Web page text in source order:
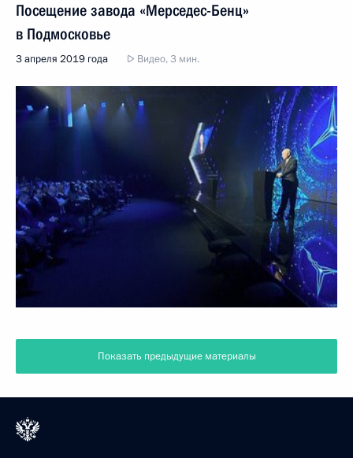
Посещение завода «Мерседес-Бенц»
в Подмосковье
3 апреля 2019 года Видео, 3 мин.
Показать предыдущие материалы